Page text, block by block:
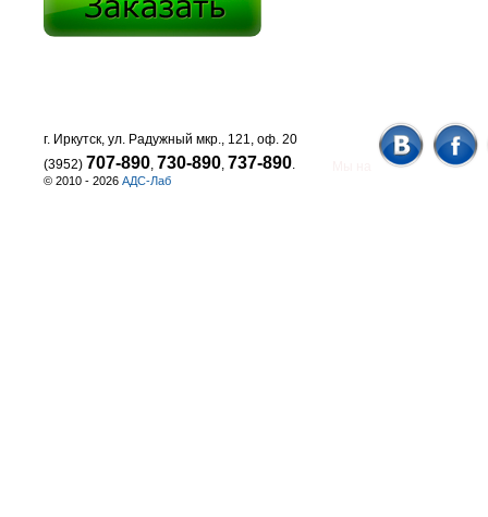
© 2010 - 2026 АДС-Лаб
г. Иркутск, ул. Радужный мкр., 121, оф. 20
(3952) 707-890, 730-890, 737-890.